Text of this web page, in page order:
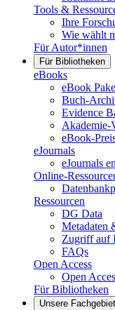
Tools &
Ihre
Wie wählt
Für Autor*innen
Für Bibliotheken
eBooks
eBook
Buch-
Evidence
Akademie-
eBook-
eJournals
eJournals
Online-
Ressourcen
DG Data
Metadaten
Zugriff auf
FAQs
Open Access
Open
Für Bibliotheken
Unsere